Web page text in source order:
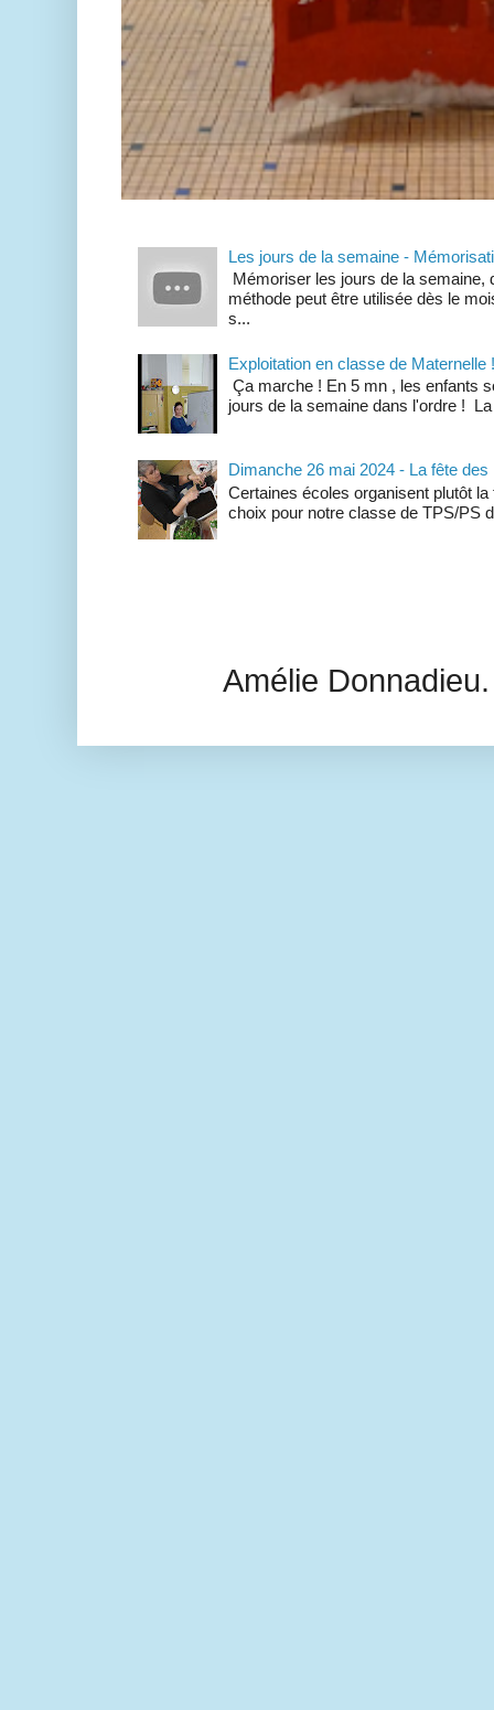
Les jours de la semaine -
Mémoriser les jours de la semaine,
méthode peut être utilisée dès le
s...
Exploitation en classe de Maternelle !
Ça marche ! En 5 mn , les enfants
jours de la semaine dans l'ordre !
Dimanche 26 mai 2024 - La fête des
Certaines écoles organisent plutôt
choix pour notre classe de TPS/PS
Amélie